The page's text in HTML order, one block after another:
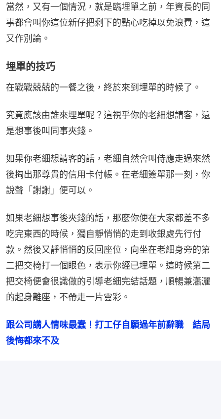
當然，又有一個情況，就是臨埋單之前，年資長的同
事都會叫你這位新仔把剩下的點心吃掉以免浪費，這
又作別論。
埋單的技巧
在戰戰兢兢的一餐之後，終於來到埋單的時候了。
究竟應該由誰來埋單呢？這視乎你的老細想請客，還
是想事後叫同事夾錢。
如果你老細想請客的話，老細自然會叫侍應走過來然
後掏出那尊貴的信用卡付帳。在老細簽單那一刻，你
說聲「謝謝」便可以。
如果老細想事後夾錢的話，那麼你便在大家都差不多
吃完東西的時候，獨自靜悄悄的走到收銀處先行付
款。然後又靜悄悄的反回座位，向坐在老細身旁的第
二把交椅打一個眼色，表示你經已埋單。這時候第二
把交椅便會很識做的引導老細完結話題，順暢兼瀟灑
的起身離座，不帶走一片雲彩。
跟公司講人情味最蠢！打工仔自願過年前辭職　結局
後悔都來不及